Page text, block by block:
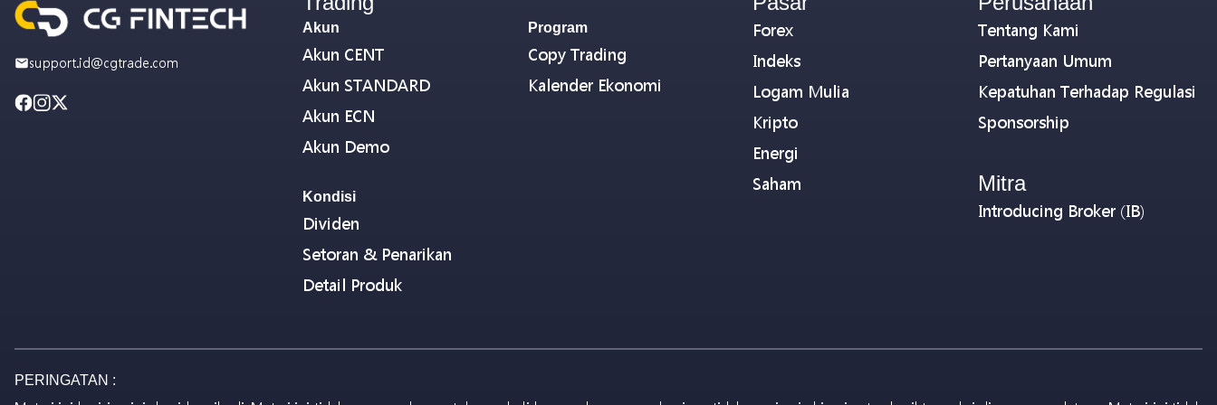
support.id@cgtrade.com
Akun
Akun CENT
Akun STANDARD
Akun ECN
Akun Demo
Kondisi
Dividen
Setoran & Penarikan
Detail Produk
Program
Copy Trading
Kalender Ekonomi
Forex
Indeks
Logam Mulia
Kripto
Energi
Saham
Tentang Kami
Pertanyaan Umum
Kepatuhan Terhadap Regulasi
Sponsorship
Mitra
Introducing Broker (IB)
PERINGATAN :